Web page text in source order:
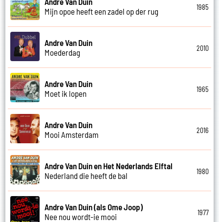
Mijn opoe heeft een zadel op der rug
1985
Andre Van Duin
Moederdag
2010
Andre Van Duin
Moet ik lopen
1965
Andre Van Duin
Mooi Amsterdam
2016
Andre Van Duin en Het Nederlands Elftal
Nederland die heeft de bal
1980
Andre Van Duin (als Ome Joop)
Nee nou wordt-ie mooi
1977